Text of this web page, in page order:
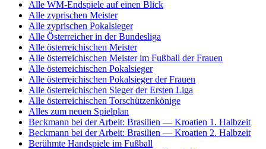
Alle WM-Endspiele auf einen Blick
Alle zyprischen Meister
Alle zyprischen Pokalsieger
Alle Österreicher in der Bundesliga
Alle österreichischen Meister
Alle österreichischen Meister im Fußball der Frauen
Alle österreichischen Pokalsieger
Alle österreichischen Pokalsieger der Frauen
Alle österreichischen Sieger der Ersten Liga
Alle österreichischen Torschützenkönige
Alles zum neuen Spielplan
Beckmann bei der Arbeit: Brasilien — Kroatien 1. Halbzeit
Beckmann bei der Arbeit: Brasilien — Kroatien 2. Halbzeit
Berühmte Handspiele im Fußball